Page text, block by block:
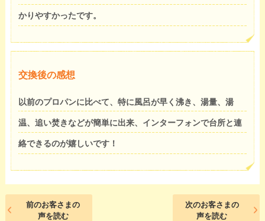
かりやすかったです。
交換後の感想
以前のプロパンに比べて、特に風呂が早く沸き、湯量、湯
温、追い焚きなどが簡単に出来、インターフォンで台所と連
絡できるのが嬉しいです！
前のお客さまの
声を読む
次のお客さまの
声を読む